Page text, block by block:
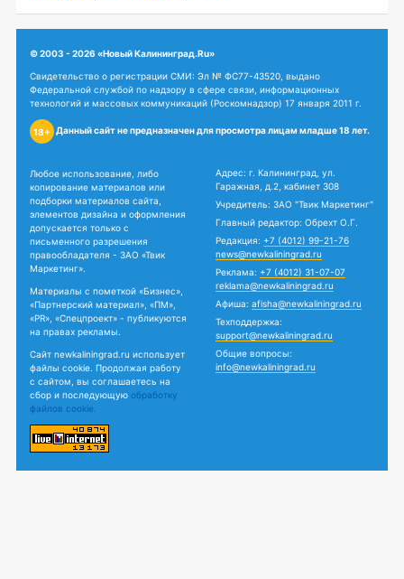
© 2003 - 2026 «Новый Калининград.Ru»
Свидетельство о регистрации СМИ: Эл № ФС77-43520, выдано
Федеральной службой по надзору в сфере связи, информационных
технологий и массовых коммуникаций (Роскомнадзор) 17 января 2011 г.
18+ Данный сайт не предназначен для просмотра лицам младше 18 лет.
Любое использование, либо
копирование материалов или
подборки материалов сайта,
элементов дизайна и оформления
допускается только с
письменного разрешения
правообладателя - ЗАО «Твик
Маркетинг».
Материалы с пометкой «Бизнес»,
«Партнерский материал», «ПМ»,
«PR», «Спецпроект» - публикуются
на правах рекламы.
Сайт newkaliningrad.ru использует
файлы cookie. Продолжая работу
с сайтом, вы соглашаетесь на
сбор и последующую обработку
файлов cookie.
Адрес: г. Калининград, ул.
Гаражная, д.2, кабинет 308
Учредитель: ЗАО "Твик Маркетинг"
Главный редактор: Обрехт О.Г.
Редакция: +7 (4012) 99-21-76
news@newkaliningrad.ru
Реклама: +7 (4012) 31-07-07
reklama@newkaliningrad.ru
Афиша: afisha@newkaliningrad.ru
Техподдержка:
support@newkaliningrad.ru
Общие вопросы:
info@newkaliningrad.ru